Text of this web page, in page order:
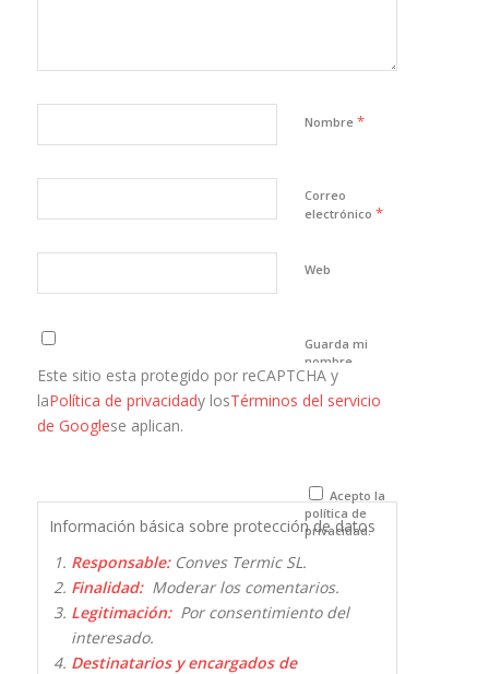
Nombre *
Correo
electrónico *
Web
Guarda mi
nombre,
correo
electrónico y
que comente.
Este sitio esta protegido por reCAPTCHA y
laPolítica de privacidady losTérminos del servicio
de Googlese aplican.
Acepto la
política de
privacidad.
Información básica sobre protección de datos
Responsable:Conves Termic SL.
Finalidad:Moderar los comentarios.
Legitimación:Por consentimiento del
interesado.
Destinatarios y encargados de